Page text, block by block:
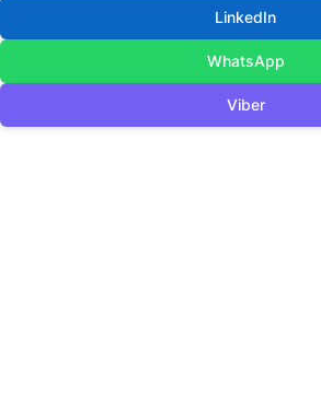
LinkedIn
WhatsApp
Viber